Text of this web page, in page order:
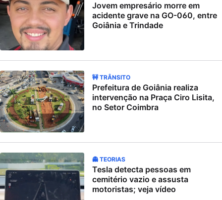
Jovem empresário morre em
acidente grave na GO-060, entre
Goiânia e Trindade
🚧 TRÂNSITO
Prefeitura de Goiânia realiza
intervenção na Praça Ciro Lisita,
no Setor Coimbra
👻 TEORIAS
Tesla detecta pessoas em
cemitério vazio e assusta
motoristas; veja vídeo